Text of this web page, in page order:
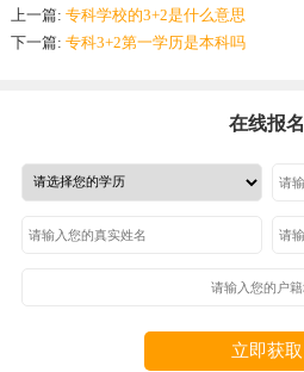
上一篇: 专科学校的3+2是什么意思
下一篇: 专科3+2第一学历是本科吗
在线报名
立即获取